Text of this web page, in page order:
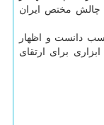
چالش مختص ایران
دانست و اظهار
برای ارتقای